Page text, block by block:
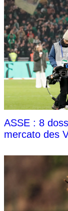
ASSE : 8
mercato des